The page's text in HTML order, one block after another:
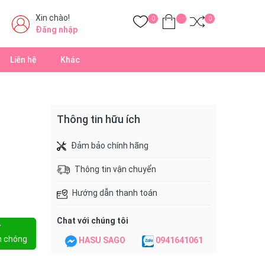
Xin chào!
Đăng nhập
0 0
Liên hệ Khác
chóng
Thông tin hữu ích
Đảm bảo chính hãng
Thông tin vận chuyển
Hướng dẫn thanh toán
Chat với chúng tôi
HASU SAGO 0941641061